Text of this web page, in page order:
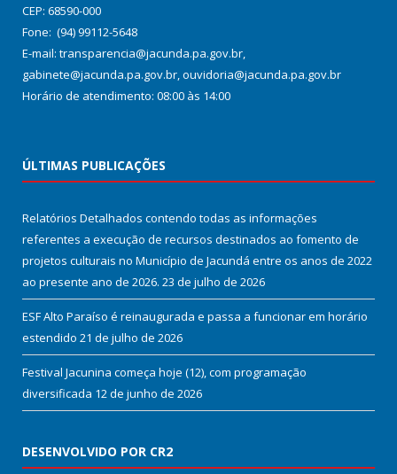
CEP: 68590-000
Fone: (94) 99112-5648
E-mail: transparencia@jacunda.pa.gov.br,
gabinete@jacunda.pa.gov.br, ouvidoria@jacunda.pa.gov.br
Horário de atendimento: 08:00 às 14:00
ÚLTIMAS PUBLICAÇÕES
Relatórios Detalhados contendo todas as informações
referentes a execução de recursos destinados ao fomento de
projetos culturais no Município de Jacundá entre os anos de 2022
ao presente ano de 2026. 23 de julho de 2026
ESF Alto Paraíso é reinaugurada e passa a funcionar em horário
estendido 21 de julho de 2026
Festival Jacunina começa hoje (12), com programação
diversificada 12 de junho de 2026
DESENVOLVIDO POR CR2